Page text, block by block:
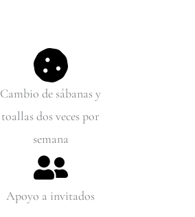
Cambio de sábanas y
toallas dos veces por
semana
Apoyo a invitados